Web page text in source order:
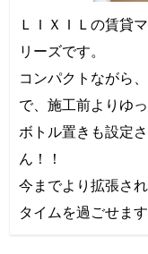
ＬＩＸＩＬの賃貸
リーズです。
コンパクトながら
で、施工前よりゆ
ボトル置きも設定
ん！！
今までより拡張さ
タイムを過ごせま